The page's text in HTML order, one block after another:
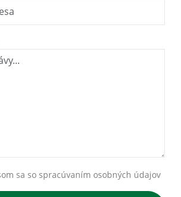
sa so spracúvaním osobných údajov